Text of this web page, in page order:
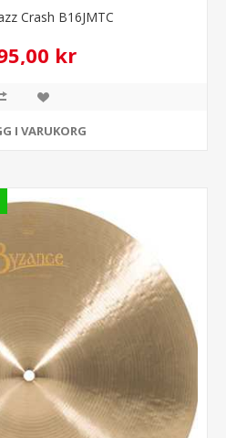
Crash B16JMTC
kr
I VARUKORG